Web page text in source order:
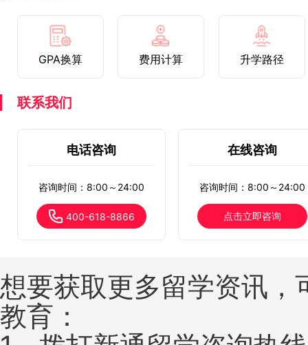
GPA换算 费用计算 升学路径
联系我们
电话咨询
咨询时间：8:00～24:00
400-618-8866
在线咨询
咨询时间：8:00～24:00
点击立即咨询
想要获取更多留学资讯
教育：